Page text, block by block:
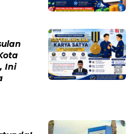
Ini